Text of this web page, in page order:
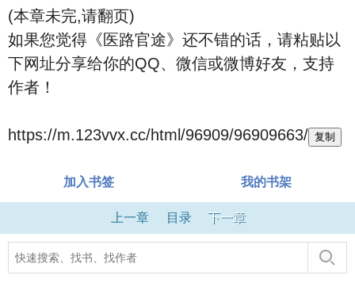
(本章未完,请翻页)
如果您觉得《医路官途》还不错的话，请粘贴以
下网址分享给你的QQ、微信或微博好友，支持
作者！
https://m.123vvx.cc/html/96909/96909663/ 复制
加入书签 我的书架
上一章 目录 下一章